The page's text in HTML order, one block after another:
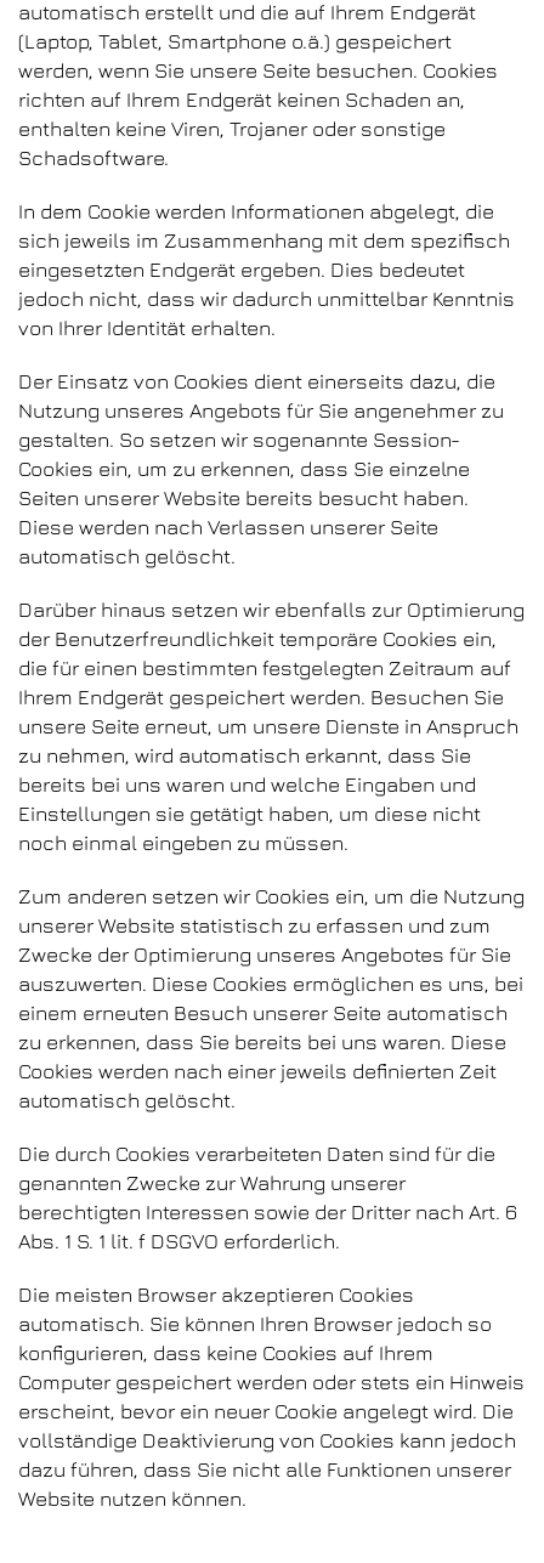
automatisch erstellt und die auf Ihrem Endgerät
(Laptop, Tablet, Smartphone o.ä.) gespeichert
werden, wenn Sie unsere Seite besuchen. Cookies
richten auf Ihrem Endgerät keinen Schaden an,
enthalten keine Viren, Trojaner oder sonstige
Schadsoftware.
In dem Cookie werden Informationen abgelegt, die
sich jeweils im Zusammenhang mit dem spezifisch
eingesetzten Endgerät ergeben. Dies bedeutet
jedoch nicht, dass wir dadurch unmittelbar Kenntnis
von Ihrer Identität erhalten.
Der Einsatz von Cookies dient einerseits dazu, die
Nutzung unseres Angebots für Sie angenehmer zu
gestalten. So setzen wir sogenannte Session-
Cookies ein, um zu erkennen, dass Sie einzelne
Seiten unserer Website bereits besucht haben.
Diese werden nach Verlassen unserer Seite
automatisch gelöscht.
Darüber hinaus setzen wir ebenfalls zur Optimierung
der Benutzerfreundlichkeit temporäre Cookies ein,
die für einen bestimmten festgelegten Zeitraum auf
Ihrem Endgerät gespeichert werden. Besuchen Sie
unsere Seite erneut, um unsere Dienste in Anspruch
zu nehmen, wird automatisch erkannt, dass Sie
bereits bei uns waren und welche Eingaben und
Einstellungen sie getätigt haben, um diese nicht
noch einmal eingeben zu müssen.
Zum anderen setzen wir Cookies ein, um die Nutzung
unserer Website statistisch zu erfassen und zum
Zwecke der Optimierung unseres Angebotes für Sie
auszuwerten. Diese Cookies ermöglichen es uns, bei
einem erneuten Besuch unserer Seite automatisch
zu erkennen, dass Sie bereits bei uns waren. Diese
Cookies werden nach einer jeweils definierten Zeit
automatisch gelöscht.
Die durch Cookies verarbeiteten Daten sind für die
genannten Zwecke zur Wahrung unserer
berechtigten Interessen sowie der Dritter nach Art. 6
Abs. 1 S. 1 lit. f DSGVO erforderlich.
Die meisten Browser akzeptieren Cookies
automatisch. Sie können Ihren Browser jedoch so
konfigurieren, dass keine Cookies auf Ihrem
Computer gespeichert werden oder stets ein Hinweis
erscheint, bevor ein neuer Cookie angelegt wird. Die
vollständige Deaktivierung von Cookies kann jedoch
dazu führen, dass Sie nicht alle Funktionen unserer
Website nutzen können.